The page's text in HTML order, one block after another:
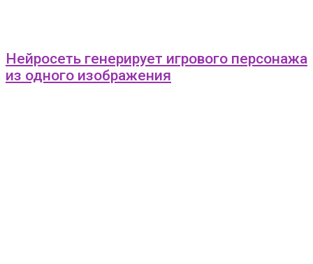
Нейросеть генерирует игрового персонажа
из одного изображения